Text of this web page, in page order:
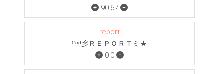
90 67
report
ᴳᵒᵈ乡ＲＥＰＯＲＴミ★
0 0